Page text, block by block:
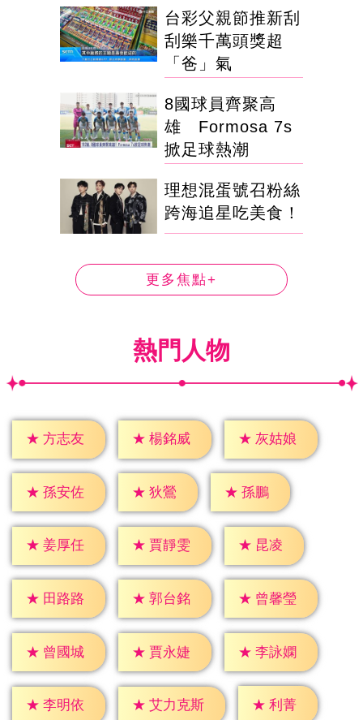
台彩父親節推新刮
刮樂千萬頭獎超
「爸」氣
8國球員齊聚高
雄 Formosa 7s
掀足球熱潮
理想混蛋號召粉絲
跨海追星吃美食！
更多焦點+
熱門人物
★ 方志友 ★ 楊銘威 ★ 灰姑娘
★ 孫安佐 ★ 狄鶯 ★ 孫鵬
★ 姜厚任 ★ 賈靜雯 ★ 昆凌
★ 田路路 ★ 郭台銘 ★ 曾馨瑩
★ 曾國城 ★ 賈永婕 ★ 李詠嫻
★ 李明依 ★ 艾力克斯 ★ 利菁